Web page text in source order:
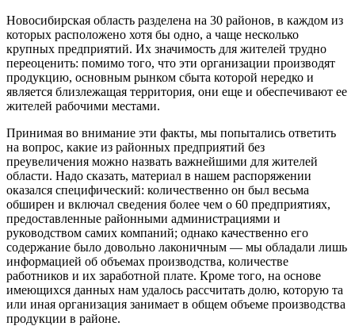
Новосибирская область разделена на 30 районов, в каждом из
которых расположено хотя бы одно, а чаще несколько
крупных предприятий. Их значимость для жителей трудно
переоценить: помимо того, что эти организации производят
продукцию, основным рынком сбыта которой нередко и
является близлежащая территория, они еще и обеспечивают ее
жителей рабочими местами.
Принимая во внимание эти факты, мы попытались ответить
на вопрос, какие из районных предприятий без
преувеличения можно назвать важнейшими для жителей
области. Надо сказать, материал в нашем распоряжении
оказался специфический: количественно он был весьма
обширен и включал сведения более чем о 60 предприятиях,
предоставленные районными администрациями и
руководством самих компаний; однако качественно его
содержание было довольно лаконичным — мы обладали лишь
информацией об объемах производства, количестве
работников и их заработной плате. Кроме того, на основе
имеющихся данных нам удалось рассчитать долю, которую та
или иная организация занимает в общем объеме производства
продукции в районе.